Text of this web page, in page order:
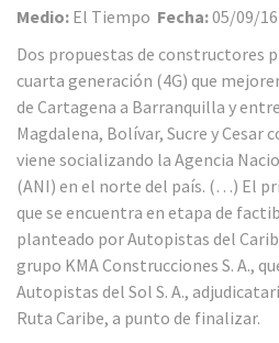
Medio: El Tiempo Fecha:05/09/16
Dos propuestas de constructores
cuarta generación (4G) que
de Cartagena a Barranquilla y
Magdalena, Bolívar, Sucre y Cesar
viene socializando la Agencia
(ANI) en el norte del país. (…) El
que se encuentra en etapa de
planteado por Autopistas del
grupo KMA Construcciones S. A.,
Autopistas del Sol S. A.,
Ruta Caribe, a punto de finalizar.